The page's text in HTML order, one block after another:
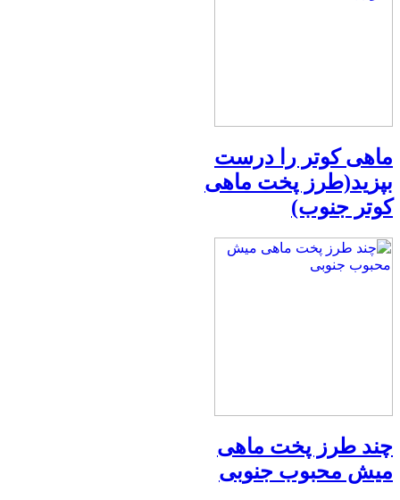
ماهی کوتر را درست
بپزید(طرز پخت ماهی
کوتر جنوب)
چند طرز پخت ماهی
میش محبوب جنوبی